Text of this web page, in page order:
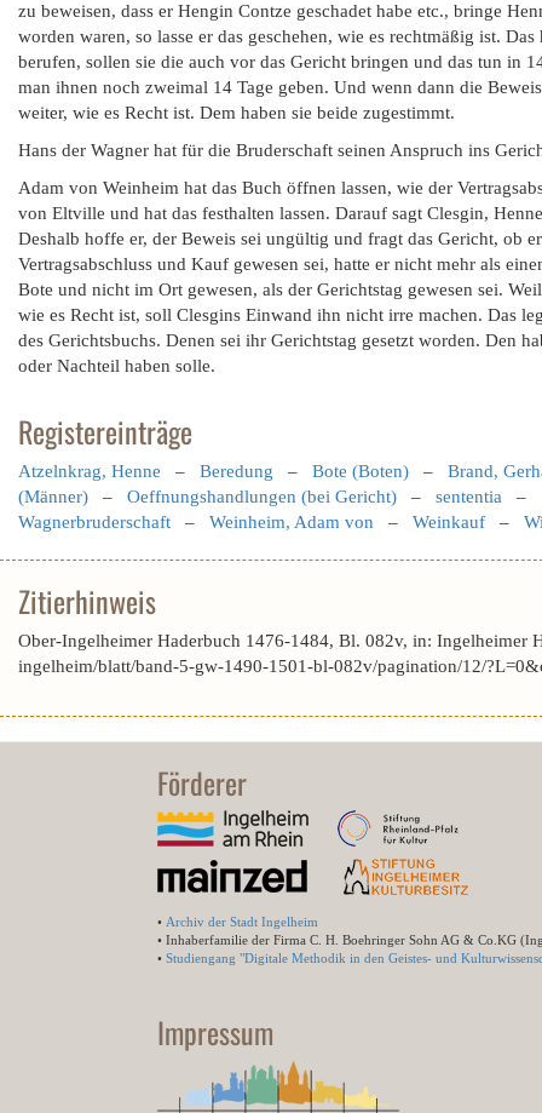
zu beweisen, dass er Hengin Contze geschadet habe etc., bringe
worden waren, so lasse er das geschehen, wie es rechtmäßig ist.
berufen, sollen sie die auch vor das Gericht bringen und das tun in
man ihnen noch zweimal 14 Tage geben. Und wenn dann die
weiter, wie es Recht ist. Dem haben sie beide zugestimmt.
Hans der Wagner hat für die Bruderschaft seinen Anspruch ins
Adam von Weinheim hat das Buch öffnen lassen, wie der
von Eltville und hat das festhalten lassen. Darauf sagt Clesgin,
Deshalb hoffe er, der Beweis sei ungültig und fragt das Gericht, ob
Vertragsabschluss und Kauf gewesen sei, hatte er nicht mehr als
Bote und nicht im Ort gewesen, als der Gerichtstag gewesen sei.
wie es Recht ist, soll Clesgins Einwand ihn nicht irre machen. Das
des Gerichtsbuchs. Denen sei ihr Gerichtstag gesetzt worden. Den
oder Nachteil haben solle.
Registereinträge
Atzelnkrag, Henne – Beredung – Bote (Boten) – Brand,
(Männer) – Oeffnungshandlungen (bei Gericht) – sententia –
Wagnerbruderschaft – Weinheim, Adam von – Weinkauf –
Zitierhinweis
Ober-Ingelheimer Haderbuch 1476-1484, Bl. 082v, in: Ingelheimer
ingelheim/blatt/band-5-gw-1490-1501-bl-082v/pagination/12/
Förderer
• Archiv der Stadt Ingelheim
• Inhaberfamilie der Firma C. H. Boehringer Sohn AG & Co.KG
• Studiengang "Digitale Methodik in den Geistes- und
Impressum